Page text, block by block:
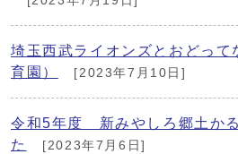
埼玉西武ライオンズとおどって
育園）
[2023年7月10日]
令和5年度 新みやしろ郷土か
た
[2023年7月6日]